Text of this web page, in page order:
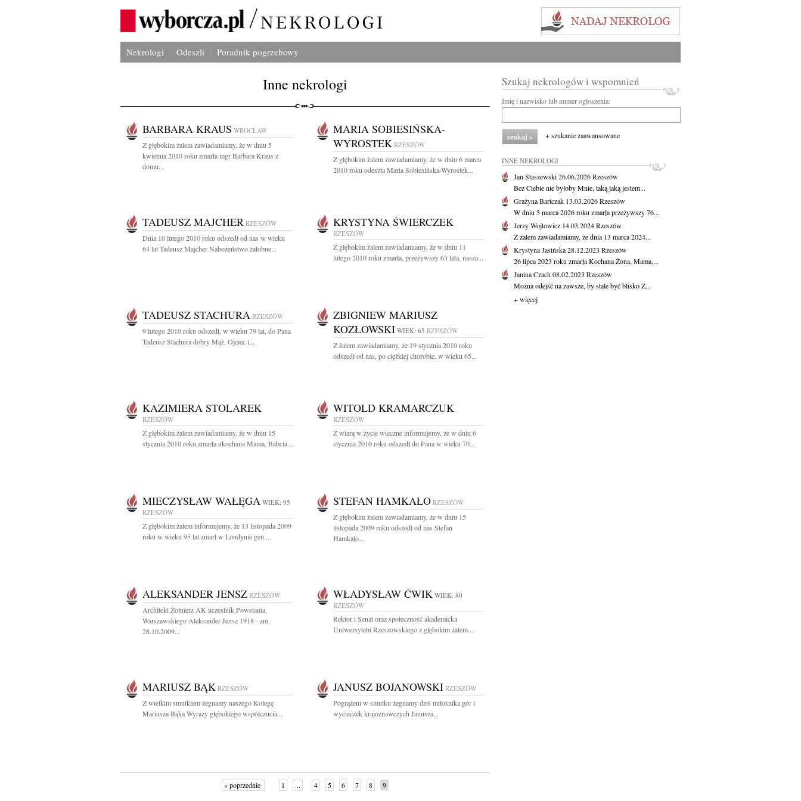
Nekrologi Odeszli Poradnik pogrzebowy
Inne nekrologi
BARBARA KRAUS WROCŁAW
Z głębokim żalem zawiadamiamy, że w dniu 5
kwietnia 2010 roku zmarła mgr Barbara Kraus z
domu...
MARIA SOBIESIŃSKA-
WYROSTEK RZESZÓW
Z głębokim żalem zawiadamiamy, że w dniu 6 marca
2010 roku odeszła Maria Sobiesińska-Wyrostek...
TADEUSZ MAJCHER RZESZÓW
Dnia 10 lutego 2010 roku odszedł od nas w wieku
64 lat Tadeusz Majcher Nabożeństwo żałobne...
KRYSTYNA ŚWIERCZEK
RZESZÓW
Z głębokim żalem zawiadamiamy, że w dniu 11
lutego 2010 roku zmarła, przeżywszy 63 lata, nasza...
TADEUSZ STACHURA RZESZÓW
9 lutego 2010 roku odszedł, w wieku 79 lat, do Pana
Tadeusz Stachura dobry Mąż, Ojciec i...
ZBIGNIEW MARIUSZ
KOZŁOWSKI WIEK: 65 RZESZÓW
Z żalem zawiadamiamy, że 19 stycznia 2010 roku
odszedł od nas, po ciężkiej chorobie, w wieku 65...
KAZIMIERA STOLAREK
RZESZÓW
Z głębokim żalem zawiadamiamy, że w dniu 15
stycznia 2010 roku zmarła ukochana Mama, Babcia...
WITOLD KRAMARCZUK
RZESZÓW
Z wiarą w życie wieczne informujemy, że w dniu 6
stycznia 2010 roku odszedł do Pana w wieku 70...
MIECZYSŁAW WAŁĘGA WIEK: 95
RZESZÓW
Z głębokim żalem informujemy, że 13 listopada 2009
roku w wieku 95 lat zmarł w Londynie gen....
STEFAN HAMKAŁO RZESZÓW
Z głębokim żalem zawiadamiamy, że w dniu 15
listopada 2009 roku odszedł od nas Stefan
Hamkało...
ALEKSANDER JENSZ RZESZÓW
Architekt Żołnierz AK uczestnik Powstania
Warszawskiego Aleksander Jensz 1918 - zm.
28.10.2009...
WŁADYSŁAW ĆWIK WIEK: 80
RZESZÓW
Rektor i Senat oraz społeczność akademicka
Uniwersytetu Rzeszowskiego z głębokim żalem...
MARIUSZ BĄK RZESZÓW
Z wielkim smutkiem żegnamy naszego Kolegę
Mariusza Bąka Wyrazy głębokiego współczucia...
JANUSZ BOJANOWSKI RZESZÓW
Pogrążeni w smutku żegnamy dziś miłośnika gór i
wycieczek krajoznawczych Janusza...
« poprzednie 1 ... 4 5 6 7 8 9
Szukaj nekrologów i wspomnień
Imię i nazwisko lub numer ogłoszenia:
+ szukanie zaawansowane
INNE NEKROLOGI
Jan Staszewski26.06.2026Rzeszów
Bez Ciebie nie byłoby Mnie, taką jaką jestem...
Grażyna Bartczak 13.03.2026Rzeszów
W dniu 5 marca 2026 roku zmarła przeżywszy 76...
Jerzy Wojtowicz 14.03.2024Rzeszów
Z żalem zawiadamiamy, że dnia 13 marca 2024...
Krystyna Jasińska28.12.2023 Rzeszów
26 lipca 2023 roku zmarła Kochana Żona, Mama,...
Janina Czach08.02.2023 Rzeszów
Można odejść na zawsze, by stale być blisko Z...
+ więcej